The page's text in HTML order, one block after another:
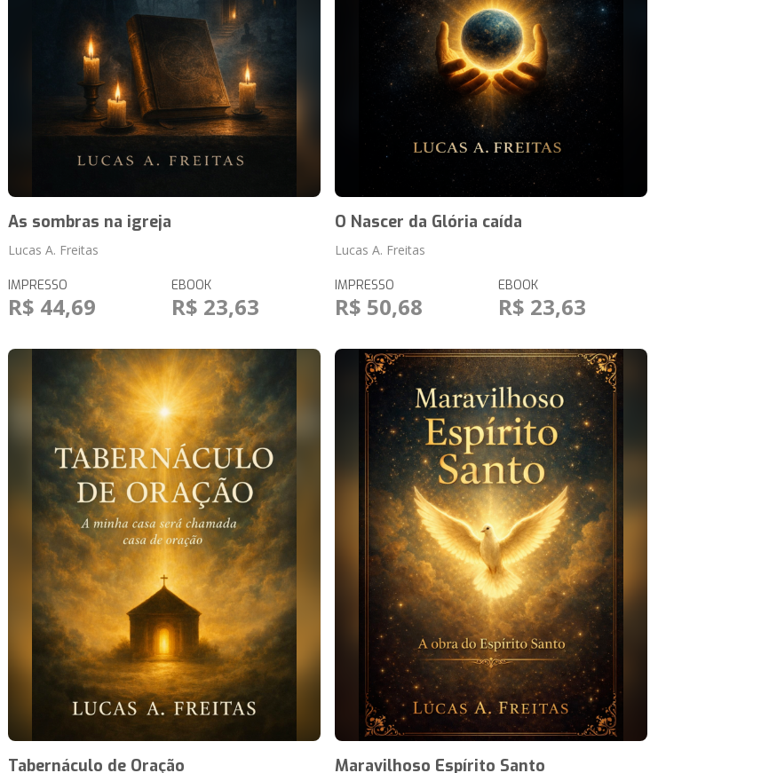
As sombras na igreja
Lucas A. Freitas
IMPRESSO
R$ 44,69
EBOOK
R$ 23,63
O Nascer da Glória caída
Lucas A. Freitas
IMPRESSO
R$ 50,68
EBOOK
R$ 23,63
Tabernáculo de Oração Maravilhoso Espírito Santo